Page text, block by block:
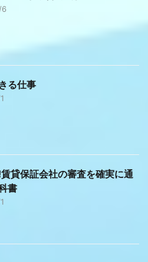
る仕事
貸保証会社の審査を確実に通
書